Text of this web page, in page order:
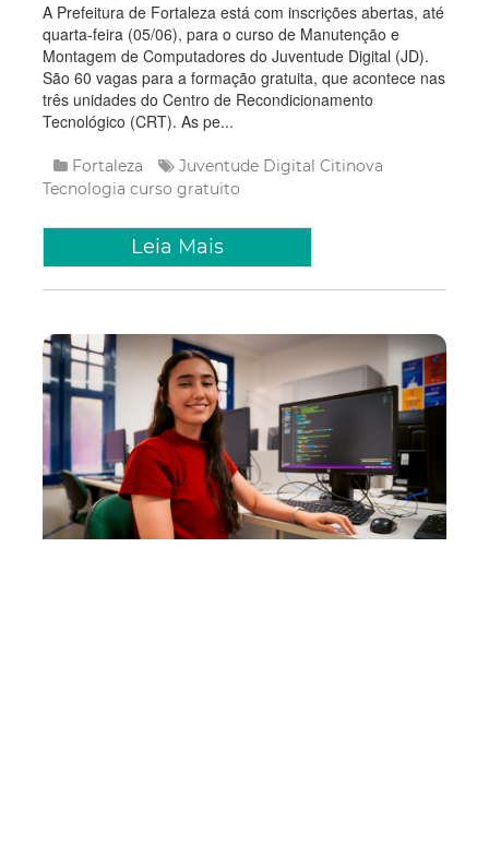
A Prefeitura de Fortaleza está com inscrições abertas, até
quarta-feira (05/06), para o curso de Manutenção e
Montagem de Computadores do Juventude Digital (JD).
São 60 vagas para a formação gratuita, que acontece nas
três unidades do Centro de Recondicionamento
Tecnológico (CRT). As pe...
Fortaleza Juventude Digital Citinova
Tecnologia curso gratuito
Leia Mais